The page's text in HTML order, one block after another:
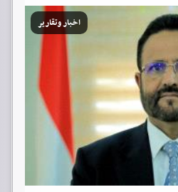
اخبار وتقارير